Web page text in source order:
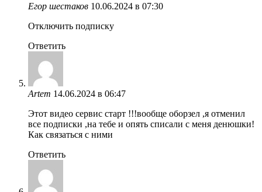
Егор шестаков 10.06.2024 в 07:30
Отключить подписку
Ответить
Artem 14.06.2024 в 06:47
Этот видео сервис старт !!!вообще оборзел ,я отменил
все подписки ,на тебе и опять списали с меня денюшки!
Как связаться с ними
Ответить